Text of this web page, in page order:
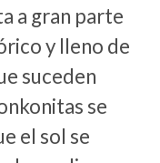
a gran parte
y lleno de
suceden
se
el sol se